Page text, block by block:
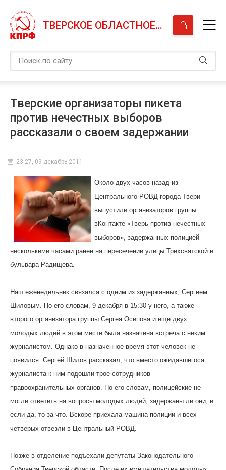
ТВЕРСКОЕ ОБЛАСТНОЕ ОТДЕЛЕНИЕ КПРФ
Тверские организаторы пикета
против нечестных выборов
рассказали о своем задержании
23:27, 09 декабрь 2011
Около двух часов назад из
Центрального РОВД города Твери
выпустили организаторов группы
вКонтакте «Тверь против нечестных
выборов», задержанных полицией
несколькими часами ранее на пересечении улицы Трехсвятской и
бульвара Радищева.
Наш еженедельник связался с одним из задержанных, Сергеем
Шиловым. По его словам, 9 декабря в 15:30 у него, а также
второго организатора группы Сергея Осипова и еще двух
молодых людей в этом месте была назначена встреча с неким
журналистом. Однако в назначенное время этот человек не
появился. Сергей Шилов рассказал, что вместо ожидавшегося
журналиста к ним подошли трое сотрудников
правоохранительных органов. По его словам, полицейские не
могли ответить на вопросы молодых людей, задержаны ли они, и
если да, то за что. Вскоре приехала машина полиции и всех
четверых отвезли в Центральный РОВД.
Позже в отделение подъехали депутаты Законодательного